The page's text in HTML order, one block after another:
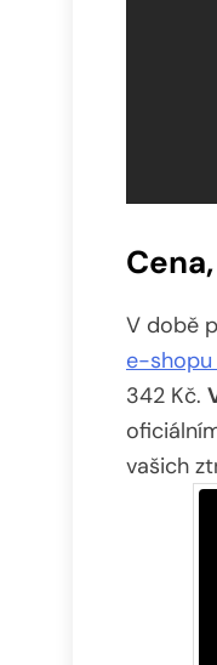
V době
e-
342 Kč.
vašich